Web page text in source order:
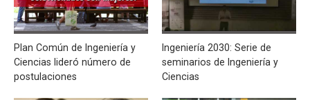
Plan Común de Ingeniería y
Ciencias lideró número de
postulaciones
Ingeniería 2030: Serie de
seminarios de Ingeniería y
Ciencias